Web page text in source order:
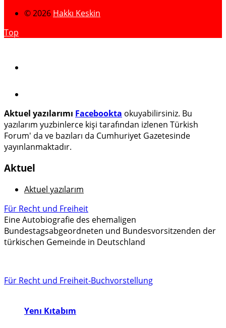
© 2026 Hakkı Keskin
Top
Aktuel yazılarımı Facebookta okuyabilirsiniz. Bu
yazılarım yuzbinlerce kişi tarafından izlenen Türkish
Forum' da ve bazıları da Cumhuriyet Gazetesinde
yayınlanmaktadır.
Aktuel
Aktuel yazılarım
Für Recht und Freiheit
Eine Autobiografie des ehemaligen
Bundestagsabgeordneten und Bundesvorsitzenden der
türkischen Gemeinde in Deutschland
Für Recht und Freiheit-Buchvorstellung
Yenı Kıtabım